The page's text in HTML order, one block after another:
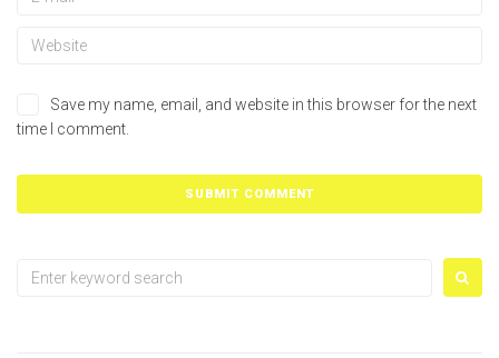
Save my name, email, and website in this browser for the next
time I comment.
Search